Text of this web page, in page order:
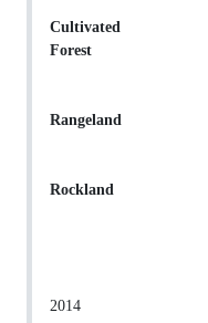
Cultivated
Forest
Rangeland
Rockland
2014